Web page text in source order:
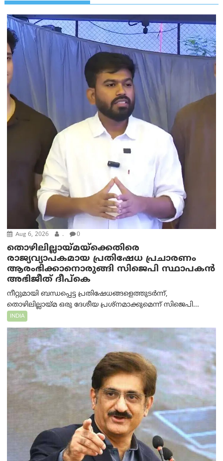
Aug 6, 2026 . 0
തൊഴിലില്ലായ്മയ്ക്കെതിരെ
രാജ്യവ്യാപകമായ പ്രതിഷേധ പ്രചാരണം
ആരംഭിക്കാനൊരുങ്ങി സിജെപി സ്ഥാപകന്‍
അഭിജീത് ദീപ്കെ
നീറ്റുമായി ബന്ധപ്പെട്ട പ്രതിഷേധങ്ങളെത്തുടർന്ന്,
തൊഴിലില്ലായ്മ ഒരു ദേശീയ പ്രശ്നമാക്കുമെന്ന് സിജെപി...
INDIA